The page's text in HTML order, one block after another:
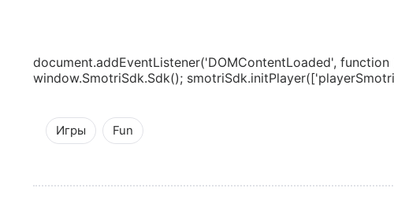
document.addEventListener('DOMContentLoaded',
window.SmotriSdk.Sdk();
Игры Fun